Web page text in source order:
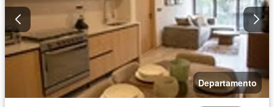
Departamento